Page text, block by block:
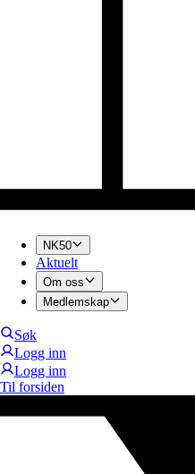
NK50
Aktuelt
Om oss
Medlemskap
Søk
Logg inn
Logg inn
Til forsiden